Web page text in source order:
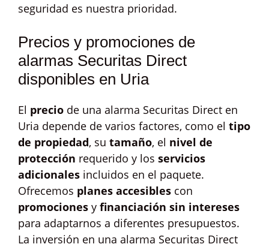
seguridad es nuestra prioridad.
Precios y promociones de
alarmas Securitas Direct
disponibles en Uria
El precio de una alarma Securitas Direct en
Uria depende de varios factores, como el tipo
de propiedad, su tamaño, el nivel de
protección requerido y los servicios
adicionales incluidos en el paquete.
Ofrecemos planes accesibles con
promociones y financiación sin intereses
para adaptarnos a diferentes presupuestos.
La inversión en una alarma Securitas Direct